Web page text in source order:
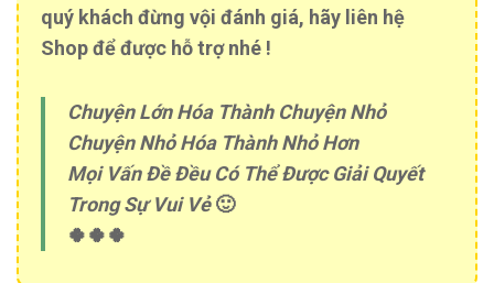
quý khách đừng vội đánh giá, hãy liên hệ
Shop để được hỗ trợ nhé !
Chuyện Lớn Hóa Thành Chuyện Nhỏ
Chuyện Nhỏ Hóa Thành Nhỏ Hơn
Mọi Vấn Đề Đều Có Thể Được Giải Quyết
Trong Sự Vui Vẻ🙂
🍀🍀🍀